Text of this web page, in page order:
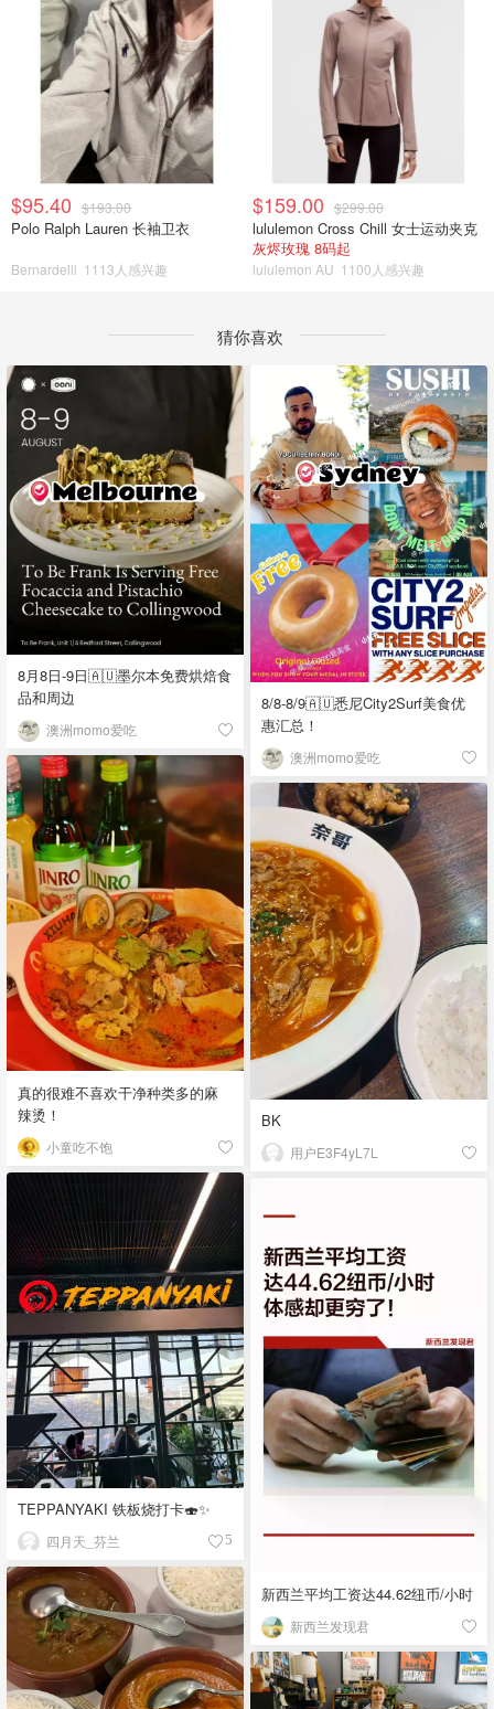
$95.40 $193.00
Polo Ralph Lauren 长袖卫衣
Bernardelli 1113人感兴趣
$159.00 $299.00
lululemon Cross Chill 女士运动夹克
灰烬玫瑰 8码起
lululemon AU 1100人感兴趣
猜你喜欢
8月8日-9日🇦🇺墨尔本免费烘焙食
品和周边
澳洲momo爱吃
8/8-8/9🇦🇺悉尼City2Surf美食优
惠汇总！
澳洲momo爱吃
真的很难不喜欢干净种类多的麻
辣烫！
小童吃不饱
BK
用户E3F4yL7L
TEPPANYAKI 铁板烧打卡🍣✨
四月天_芬兰 5
新西兰平均工资达44.62纽币/小时
新西兰发现君